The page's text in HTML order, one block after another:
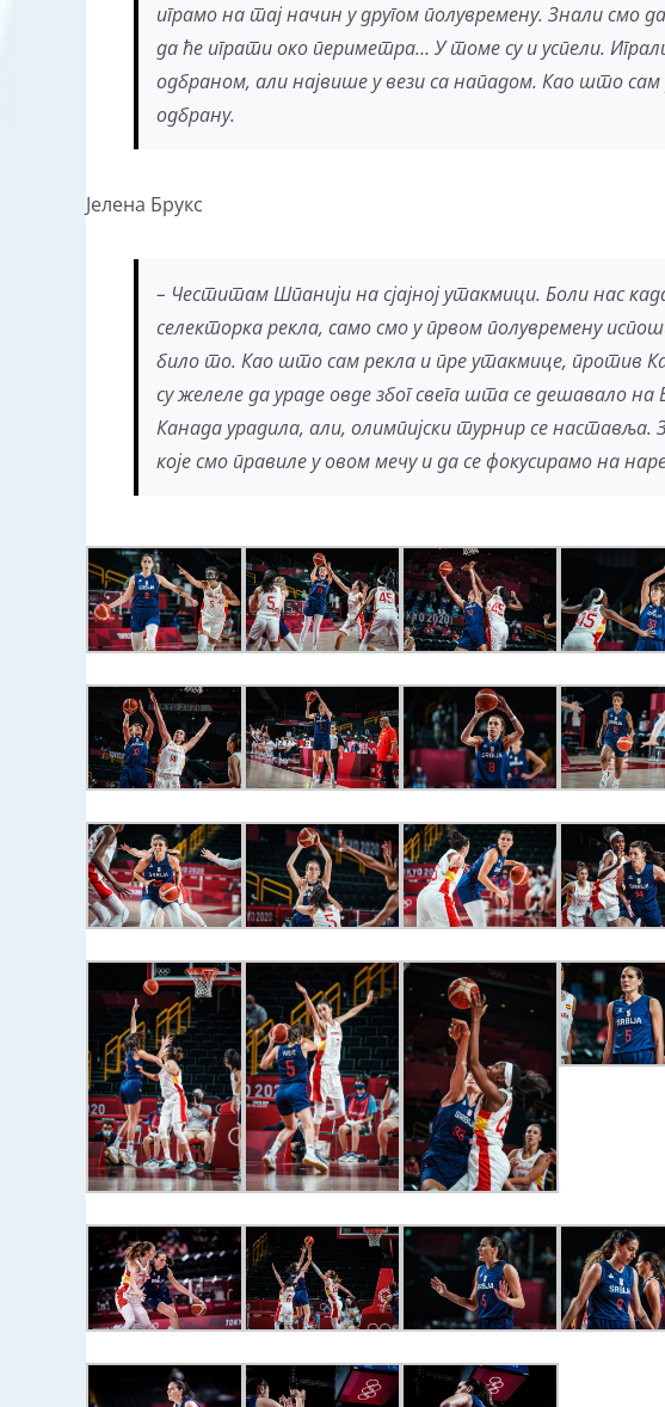
играмо на тај начин у другом полувремену. Знали смо
да ће играти око периметра… У томе су и успели.
одбраном, али највише у вези са нападом. Као што сам
одбрану.
Јелена Брукс
– Честитам Шпанији на сјајној утакмици. Боли нас
селекторка рекла, само смо у првом полувремену
било то. Као што сам рекла и пре утакмице, против
су желеле да ураде овде због свега шта се дешавало
Канада урадила, али, олимпијски турнир се
које смо правиле у овом мечу и да се фокусирамо на